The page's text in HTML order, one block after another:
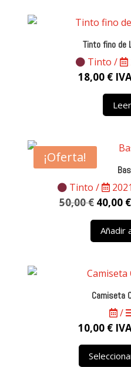
Tinto fino de
Tinto /
18,00 €
¡Oferta!
Tinto /
50,00€ El
precio
40,00 €
Añadir
Camiseta
/
10,00 €